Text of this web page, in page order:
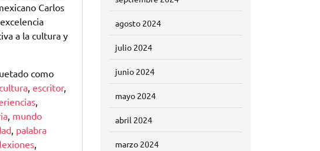
Carlos
a la cultura y
como
, escritor,
,
, mundo
, palabra
,
agosto 2024
julio 2024
junio 2024
mayo 2024
abril 2024
marzo 2024